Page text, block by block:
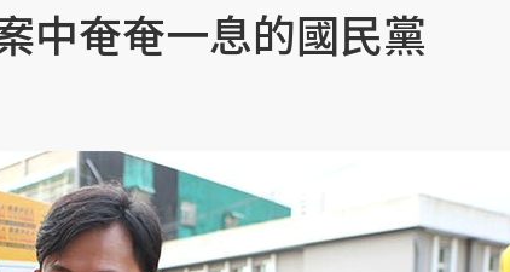
中奄奄一息的國民黨